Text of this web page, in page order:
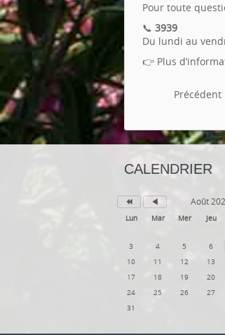
Pour toute
📞 3939
Du lundi au
👉 Plus
Précédent
CALENDRIER
Août
Lun Mar Mer Jeu
3
4 5 6
10
11 12 13
17
18 19 20
24
25 26 27
31